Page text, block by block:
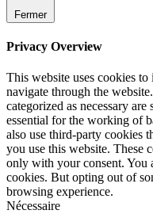
Fermer
Privacy Overview
This website uses cookies
navigate through the
categorized as necessary
essential for the working of
also use third-party cookies
you use this website. These
only with your consent. You
cookies. But opting out of
browsing experience.
Nécessaire